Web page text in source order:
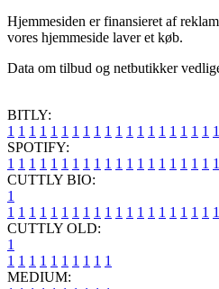
Hjemmesiden er finansieret af
vores hjemmeside laver et køb.
Data om tilbud og netbutikker
BITLY:
1 1 1 1 1 1 1 1 1 1 1 1 1 1 1 1 1 1 1 1
SPOTIFY:
1 1 1 1 1 1 1 1 1 1 1 1 1 1 1 1 1 1 1 1
CUTTLY BIO:
1
1 1 1 1 1 1 1 1 1 1 1 1 1 1 1 1 1 1 1 1
CUTTLY OLD:
1
1 1 1 1 1 1 1 1 1 1
MEDIUM: